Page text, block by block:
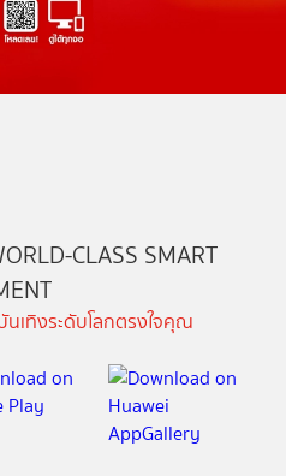
CLASS SMART
เทิงระดับโลกตรงใจคุณ